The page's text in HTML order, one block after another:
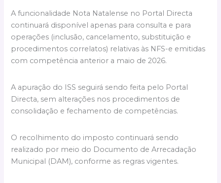
A funcionalidade Nota Natalense no Portal Directa
continuará disponível apenas para consulta e para
operações (inclusão, cancelamento, substituição e
procedimentos correlatos) relativas às NFS-e emitidas
com competência anterior a maio de 2026.
A apuração do ISS seguirá sendo feita pelo Portal
Directa, sem alterações nos procedimentos de
consolidação e fechamento de competências.
O recolhimento do imposto continuará sendo
realizado por meio do Documento de Arrecadação
Municipal (DAM), conforme as regras vigentes.